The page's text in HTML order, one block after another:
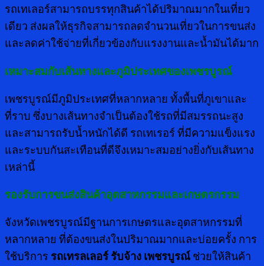
รถเทเลอร์สามารถบรรทุกสินค้าได้ปริมาณมากในเที่ยว
เดียว ส่งผลให้ธุรกิจสามารถลดจำนวนเที่ยวในการขนส่ง
และลดค่าใช้จ่ายที่เกี่ยวข้องกับแรงงานและน้ำมันได้มาก
เหมาะสมกับเส้นทางและภูมิประเทศของเพชรบูรณ์
เพชรบูรณ์มีภูมิประเทศที่หลากหลาย ทั้งพื้นที่ภูเขาและ
ที่ราบ ซึ่งบางเส้นทางจำเป็นต้องใช้รถที่มีสมรรถนะสูง
และสามารถรับน้ำหนักได้ดี รถเทเรอร์ ที่มีความแข็งแรง
และระบบกันสะเทือนที่ดีจึงเหมาะสมอย่างยิ่งกับเส้นทาง
เหล่านี้
รองรับการขนส่งสินค้าอุตสาหกรรมและเกษตรกรรม
จังหวัดเพชรบูรณ์มีฐานการเกษตรและอุตสาหกรรมที่
หลากหลาย ที่ต้องขนส่งในปริมาณมากและบ่อยครั้ง การ
ใช้บริการ รถเทรลเลอร์ รับจ้าง เพชรบูรณ์ ช่วยให้สินค้า